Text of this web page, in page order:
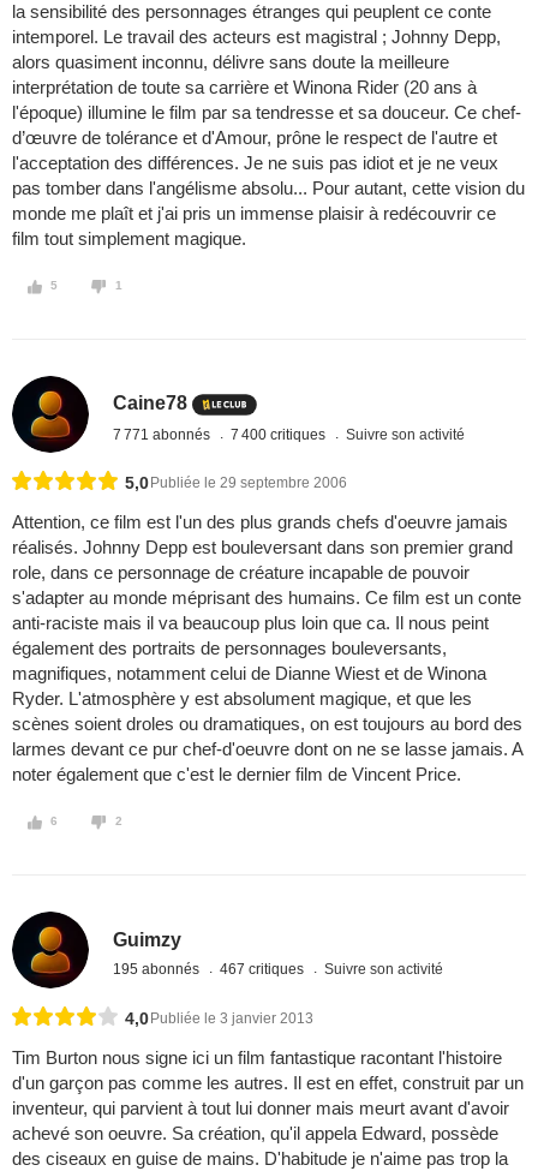
la sensibilité des personnages étranges qui peuplent ce conte
intemporel. Le travail des acteurs est magistral ; Johnny Depp,
alors quasiment inconnu, délivre sans doute la meilleure
interprétation de toute sa carrière et Winona Rider (20 ans à
l'époque) illumine le film par sa tendresse et sa douceur. Ce chef-
d’œuvre de tolérance et d'Amour, prône le respect de l'autre et
l'acceptation des différences. Je ne suis pas idiot et je ne veux
pas tomber dans l'angélisme absolu... Pour autant, cette vision du
monde me plaît et j'ai pris un immense plaisir à redécouvrir ce
film tout simplement magique.
5 1
Caine78
7 771 abonnés 7 400 critiques Suivre son activité
5,0 Publiée le 29 septembre 2006
Attention, ce film est l'un des plus grands chefs d'oeuvre jamais
réalisés. Johnny Depp est bouleversant dans son premier grand
role, dans ce personnage de créature incapable de pouvoir
s'adapter au monde méprisant des humains. Ce film est un conte
anti-raciste mais il va beaucoup plus loin que ca. Il nous peint
également des portraits de personnages bouleversants,
magnifiques, notamment celui de Dianne Wiest et de Winona
Ryder. L'atmosphère y est absolument magique, et que les
scènes soient droles ou dramatiques, on est toujours au bord des
larmes devant ce pur chef-d'oeuvre dont on ne se lasse jamais. A
noter également que c'est le dernier film de Vincent Price.
6 2
Guimzy
195 abonnés 467 critiques Suivre son activité
4,0 Publiée le 3 janvier 2013
Tim Burton nous signe ici un film fantastique racontant l'histoire
d'un garçon pas comme les autres. Il est en effet, construit par un
inventeur, qui parvient à tout lui donner mais meurt avant d'avoir
achevé son oeuvre. Sa création, qu'il appela Edward, possède
des ciseaux en guise de mains. D'habitude je n'aime pas trop la